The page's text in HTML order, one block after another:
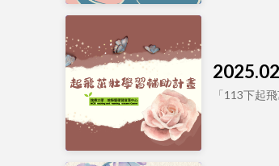
「113下起